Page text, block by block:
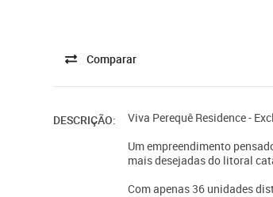
Comparar
DESCRIÇÃO:
Viva Perequê Residence -
Um empreendimento
mais desejadas do litoral
Com apenas 36 unidades